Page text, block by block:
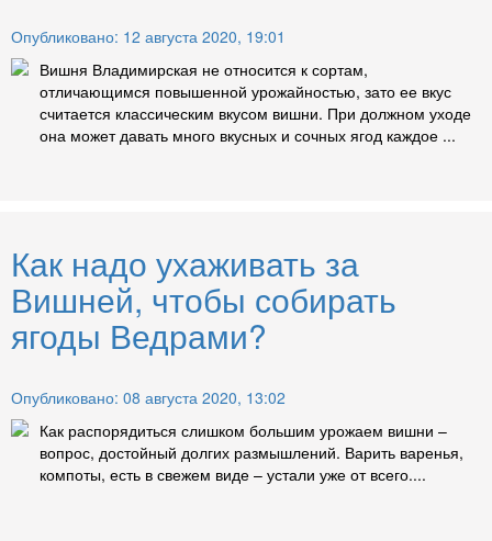
Опубликовано: 12 августа 2020, 19:01
Вишня Владимирская не относится к сортам,
отличающимся повышенной урожайностью, зато ее вкус
считается классическим вкусом вишни. При должном уходе
она может давать много вкусных и сочных ягод каждое ...
Как надо ухаживать за
Вишней, чтобы собирать
ягоды Ведрами?
Опубликовано: 08 августа 2020, 13:02
Как распорядиться слишком большим урожаем вишни –
вопрос, достойный долгих размышлений. Варить варенья,
компоты, есть в свежем виде – устали уже от всего....